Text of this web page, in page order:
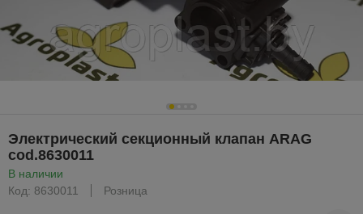
Электрический секционный клапан ARAG
cod.8630011
В наличии
Код: 8630011
Розница